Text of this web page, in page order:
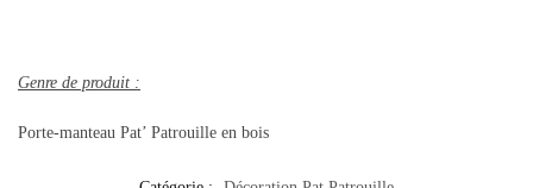
Genre de produit :
Porte-manteau Pat’ Patrouille en bois